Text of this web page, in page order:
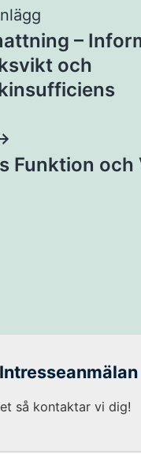
–
och
Funktion och
Intresseanmälan
så kontaktar vi dig!